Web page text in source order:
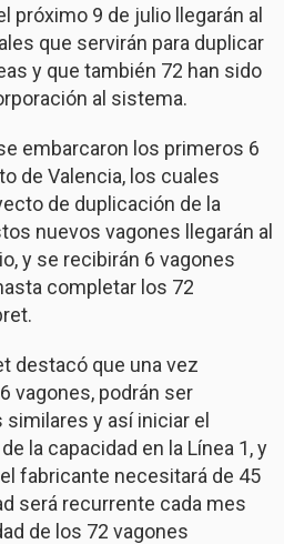
próximo 9 de julio llegarán al
que servirán para duplicar
y que también 72 han sido
al sistema.
embarcaron los primeros 6
de Valencia, los cuales
de duplicación de la
nuevos vagones llegarán al
y se recibirán 6 vagones
completar los 72
destacó que una vez
vagones, podrán ser
y así iniciar el
la capacidad en la Línea 1, y
fabricante necesitará de 45
será recurrente cada mes
de los 72 vagones